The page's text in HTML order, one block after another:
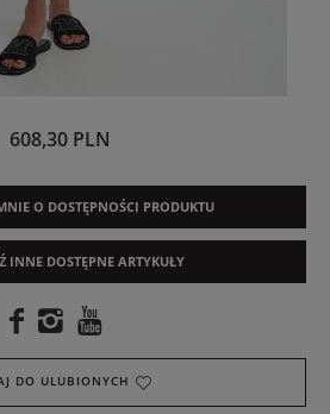
608,30 PLN
O DOSTĘPNOŚCI PRODUKTU
INNE DOSTĘPNE ARTYKUŁY
DO ULUBIONYCH